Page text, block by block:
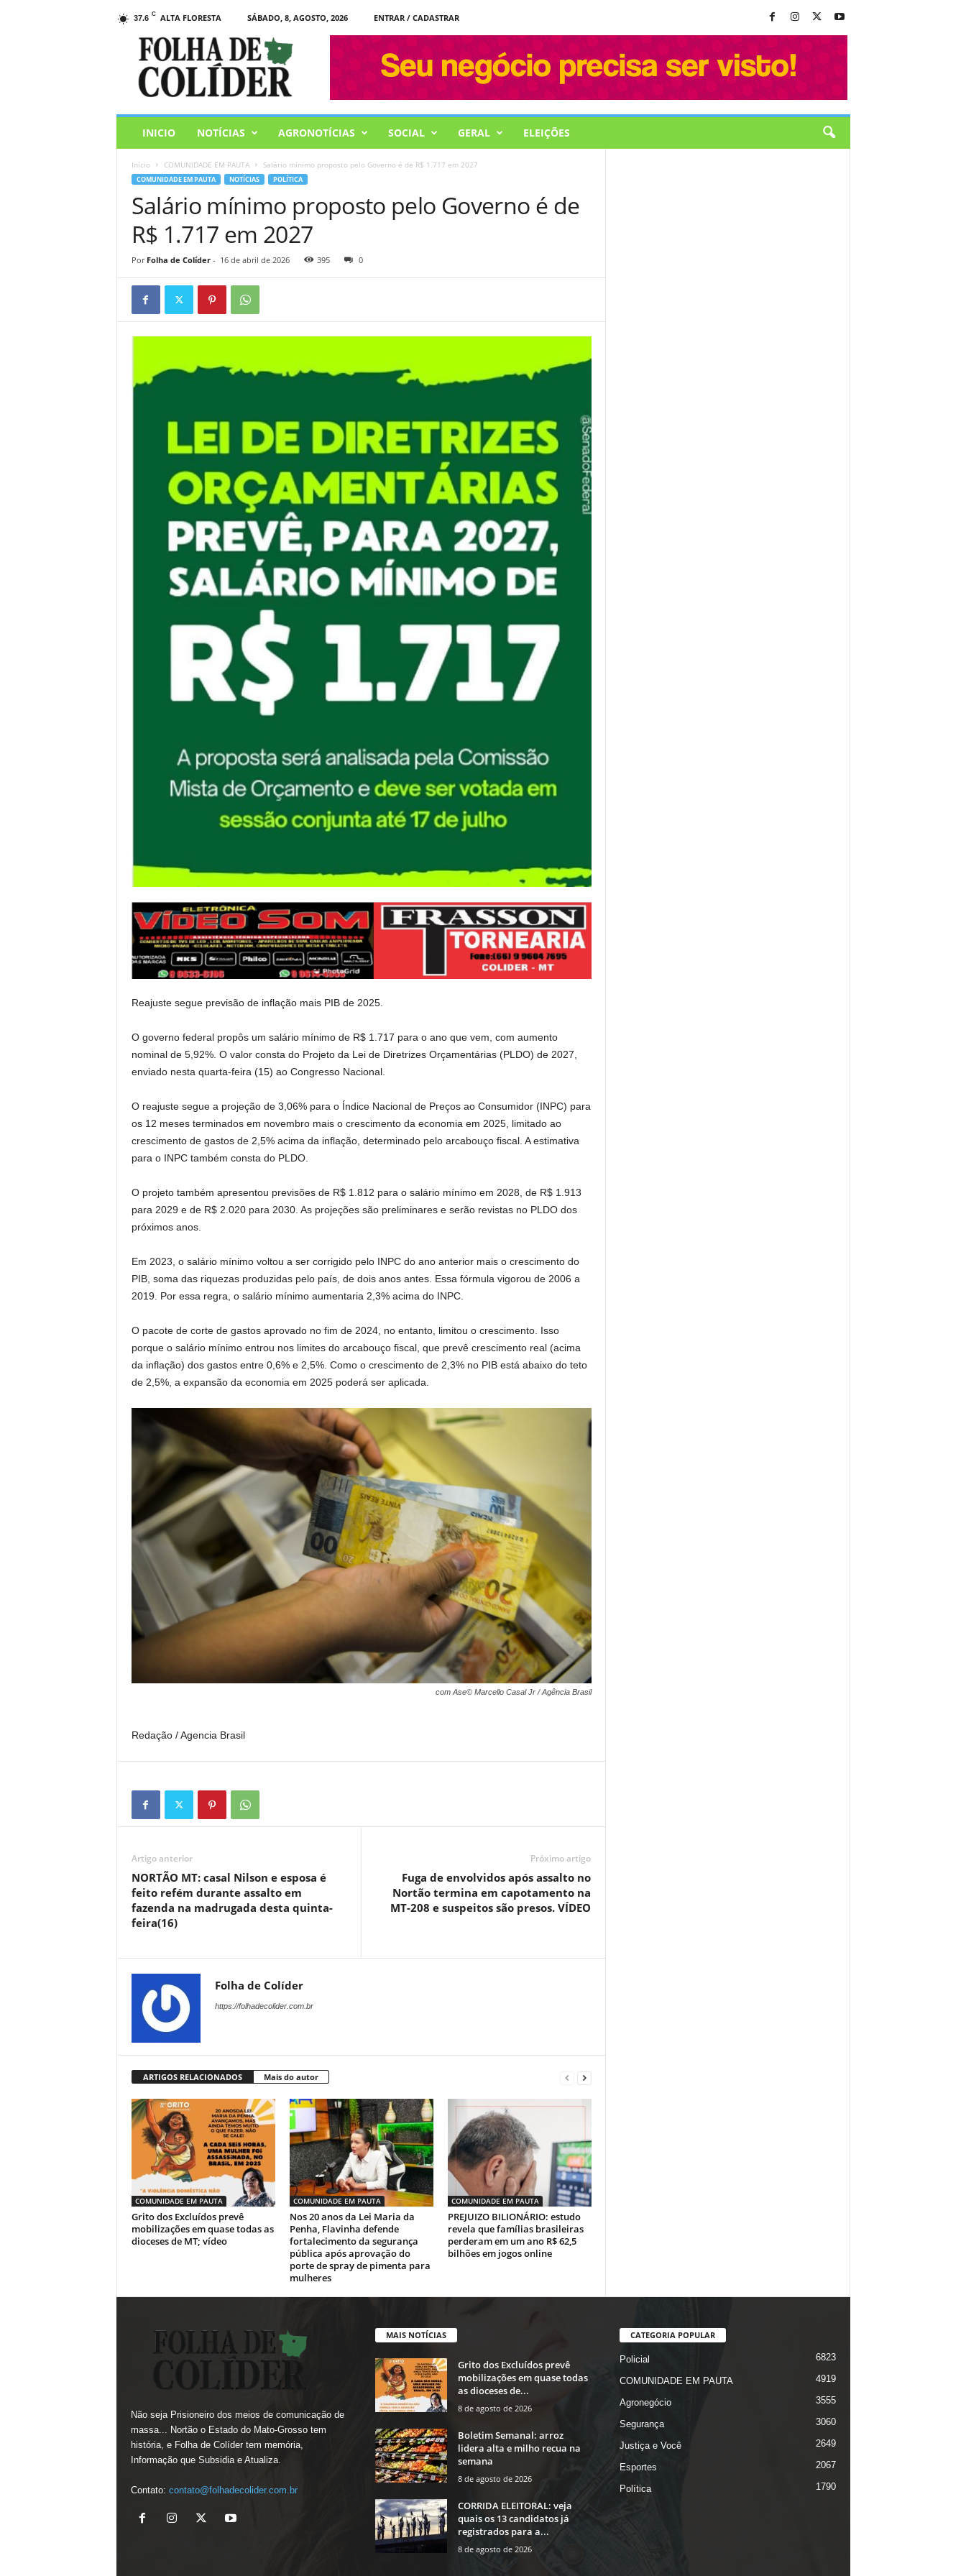
37.6 C ALTA FLORESTA SÁBADO, 8, AGOSTO, 2026
ENTRAR / CADASTRAR
INICIO NOTÍCIAS AGRONOTÍCIAS SOCIAL GERAL ELEIÇÕES
Início COMUNIDADE EM PAUTA Salário mínimo proposto pelo Governo é de R$ 1.717 em 2027
COMUNIDADE EM PAUTA NOTÍCIAS POLÍTICA
Salário mínimo proposto pelo Governo é de
R$ 1.717 em 2027
Por Folha de Colíder- 16 de abril de 2026 395 0
Reajuste segue previsão de inflação mais PIB de 2025.
O governo federal propôs um salário mínimo de R$ 1.717 para o ano que vem, com aumento
nominal de 5,92%. O valor consta do Projeto da Lei de Diretrizes Orçamentárias (PLDO) de 2027,
enviado nesta quarta-feira (15) ao Congresso Nacional.
O reajuste segue a projeção de 3,06% para o Índice Nacional de Preços ao Consumidor (INPC) para
os 12 meses terminados em novembro mais o crescimento da economia em 2025, limitado ao
crescimento de gastos de 2,5% acima da inflação, determinado pelo arcabouço fiscal. A estimativa
para o INPC também consta do PLDO.
O projeto também apresentou previsões de R$ 1.812 para o salário mínimo em 2028, de R$ 1.913
para 2029 e de R$ 2.020 para 2030. As projeções são preliminares e serão revistas no PLDO dos
próximos anos.
Em 2023, o salário mínimo voltou a ser corrigido pelo INPC do ano anterior mais o crescimento do
PIB, soma das riquezas produzidas pelo país, de dois anos antes. Essa fórmula vigorou de 2006 a
2019. Por essa regra, o salário mínimo aumentaria 2,3% acima do INPC.
O pacote de corte de gastos aprovado no fim de 2024, no entanto, limitou o crescimento. Isso
porque o salário mínimo entrou nos limites do arcabouço fiscal, que prevê crescimento real (acima
da inflação) dos gastos entre 0,6% e 2,5%. Como o crescimento de 2,3% no PIB está abaixo do teto
de 2,5%, a expansão da economia em 2025 poderá ser aplicada.
com Ase© Marcello Casal Jr / Agência Brasil
Redação / Agencia Brasil
Artigo anterior
NORTÃO MT: casal Nilson e esposa é
feito refém durante assalto em
fazenda na madrugada desta quinta-
feira(16)
Próximo artigo
Fuga de envolvidos após assalto no
Nortão termina em capotamento na
MT-208 e suspeitos são presos. VÍDEO
Folha de Colíder
https://folhadecolider.com.br
ARTIGOS RELACIONADOS Mais do autor
COMUNIDADE EM PAUTA
Grito dos Excluídos prevê
mobilizações em quase todas as
dioceses de MT; vídeo
COMUNIDADE EM PAUTA
Nos 20 anos da Lei Maria da
Penha, Flavinha defende
fortalecimento da segurança
pública após aprovação do
porte de spray de pimenta para
mulheres
COMUNIDADE EM PAUTA
PREJUIZO BILIONÁRIO: estudo
revela que famílias brasileiras
perderam em um ano R$ 62,5
bilhões em jogos online
Não seja Prisioneiro dos meios de comunicação de
massa... Nortão o Estado do Mato-Grosso tem
história, e Folha de Colíder tem memória,
Informação que Subsidia e Atualiza.
Contato: contato@folhadecolider.com.br
MAIS NOTÍCIAS
Grito dos Excluídos prevê
mobilizações em quase todas
as dioceses de...
8 de agosto de 2026
Boletim Semanal: arroz
lidera alta e milho recua na
semana
8 de agosto de 2026
CORRIDA ELEITORAL: veja
quais os 13 candidatos já
registrados para a...
8 de agosto de 2026
CATEGORIA POPULAR
Policial 6823
COMUNIDADE EM PAUTA 4919
Agronegócio 3555
Segurança 3060
Justiça e Você 2649
Esportes 2067
Política 1790